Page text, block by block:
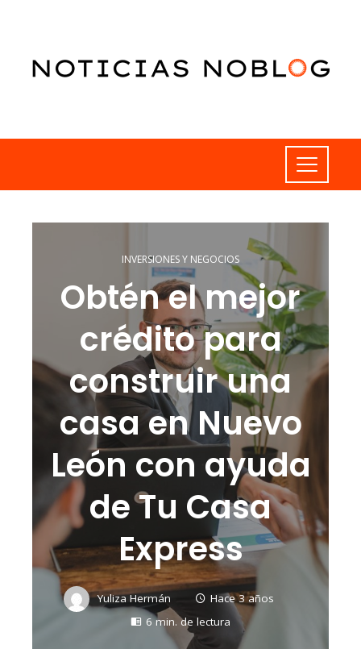
INVERSIONES Y NEGOCIOS
Obtén el mejor
crédito para
construir una
casa en Nuevo
León con ayuda
de Tu Casa
Express
Yuliza Hermán
Hace 3 años
6 min. de lectura